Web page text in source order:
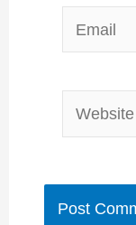
Email
Website